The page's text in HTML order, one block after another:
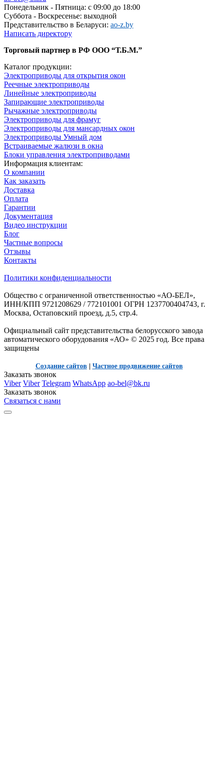
Понедельник - Пятница: с 09:00 до 18:00
Суббота - Воскресенье: выходной
Представительство в Беларуси: ao-z.by
Написать директору
Торговый партнер в РФ ООО “Т.Б.М.”
Каталог продукции:
Электроприводы для открытия окон
Реечные электроприводы
Линейные электроприводы
Запирающие электроприводы
Рычажные электроприводы
Электроприводы для фрамуг
Электроприводы для мансардных окон
Электроприводы Умный дом
Встраиваемые жалюзи в окна
Блоки управления электроприводами
Информация клиентам:
О компании
Как заказать
Доставка
Оплата
Гарантии
Документация
Видео инструкции
Блог
Частные вопросы
Отзывы
Контакты
Политики конфиденциальности
Общество с ограниченной ответственностью «АО-БЕЛ»,
ИНН/КПП 9721208629 / 772101001 ОГРН 1237700404743, г.
Москва, Остаповский проезд, д.5, стр.4.
Официальный сайт представительства белорусского завода
автоматического оборудования «АО» © 2025 год. Все права
защищены
Создание сайтов Частное продвижение сайтов
Заказать звонок
Viber Viber Telegram WhatsApp ao-bel@bk.ru
Заказать звонок
Связаться с нами